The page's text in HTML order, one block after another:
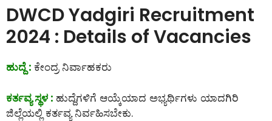
DWCD Yadgiri Recruitment
2024 : Details of Vacancies
ಹುದ್ದೆ : ಕೇಂದ್ರ ನಿರ್ವಾಹಕರು
ಕರ್ತವ್ಯ ಸ್ಥಳ : ಹುದ್ದೆಗಳಿಗೆ ಆಯ್ಕೆಯಾದ ಅಭ್ಯರ್ಥಿಗಳು ಯಾದಗಿರಿ
ಜಿಲ್ಲೆಯಲ್ಲಿ ಕರ್ತವ್ಯ ನಿರ್ವಹಿಸಬೇಕು.